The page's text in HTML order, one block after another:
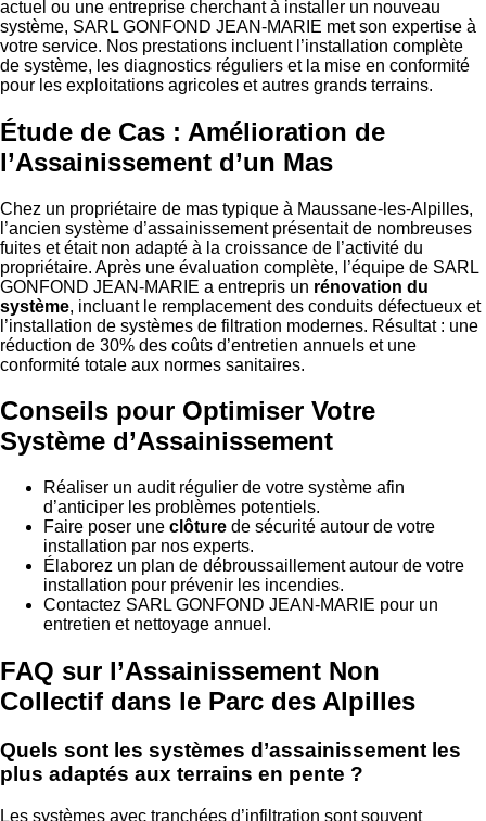
actuel ou une entreprise cherchant à installer un nouveau
système, SARL GONFOND JEAN-MARIE met son expertise à
votre service. Nos prestations incluent l’installation complète
de système, les diagnostics réguliers et la mise en conformité
pour les exploitations agricoles et autres grands terrains.
Étude de Cas : Amélioration de
l’Assainissement d’un Mas
Chez un propriétaire de mas typique à Maussane-les-Alpilles,
l’ancien système d’assainissement présentait de nombreuses
fuites et était non adapté à la croissance de l’activité du
propriétaire. Après une évaluation complète, l’équipe de SARL
GONFOND JEAN-MARIE a entrepris un rénovation du
système, incluant le remplacement des conduits défectueux et
l’installation de systèmes de filtration modernes. Résultat : une
réduction de 30% des coûts d’entretien annuels et une
conformité totale aux normes sanitaires.
Conseils pour Optimiser Votre
Système d’Assainissement
Réaliser un audit régulier de votre système afin
d’anticiper les problèmes potentiels.
Faire poser une clôture de sécurité autour de votre
installation par nos experts.
Élaborez un plan de débroussaillement autour de votre
installation pour prévenir les incendies.
Contactez SARL GONFOND JEAN-MARIE pour un
entretien et nettoyage annuel.
FAQ sur l’Assainissement Non
Collectif dans le Parc des Alpilles
Quels sont les systèmes d’assainissement les
plus adaptés aux terrains en pente ?
Les systèmes avec tranchées d’infiltration sont souvent